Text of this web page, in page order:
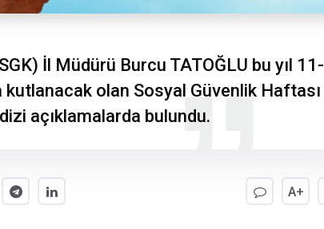
İl Müdürü Burcu TATOĞLU bu yıl 11-
kutlanacak olan Sosyal Güvenlik Haftası
açıklamalarda bulundu.
A+